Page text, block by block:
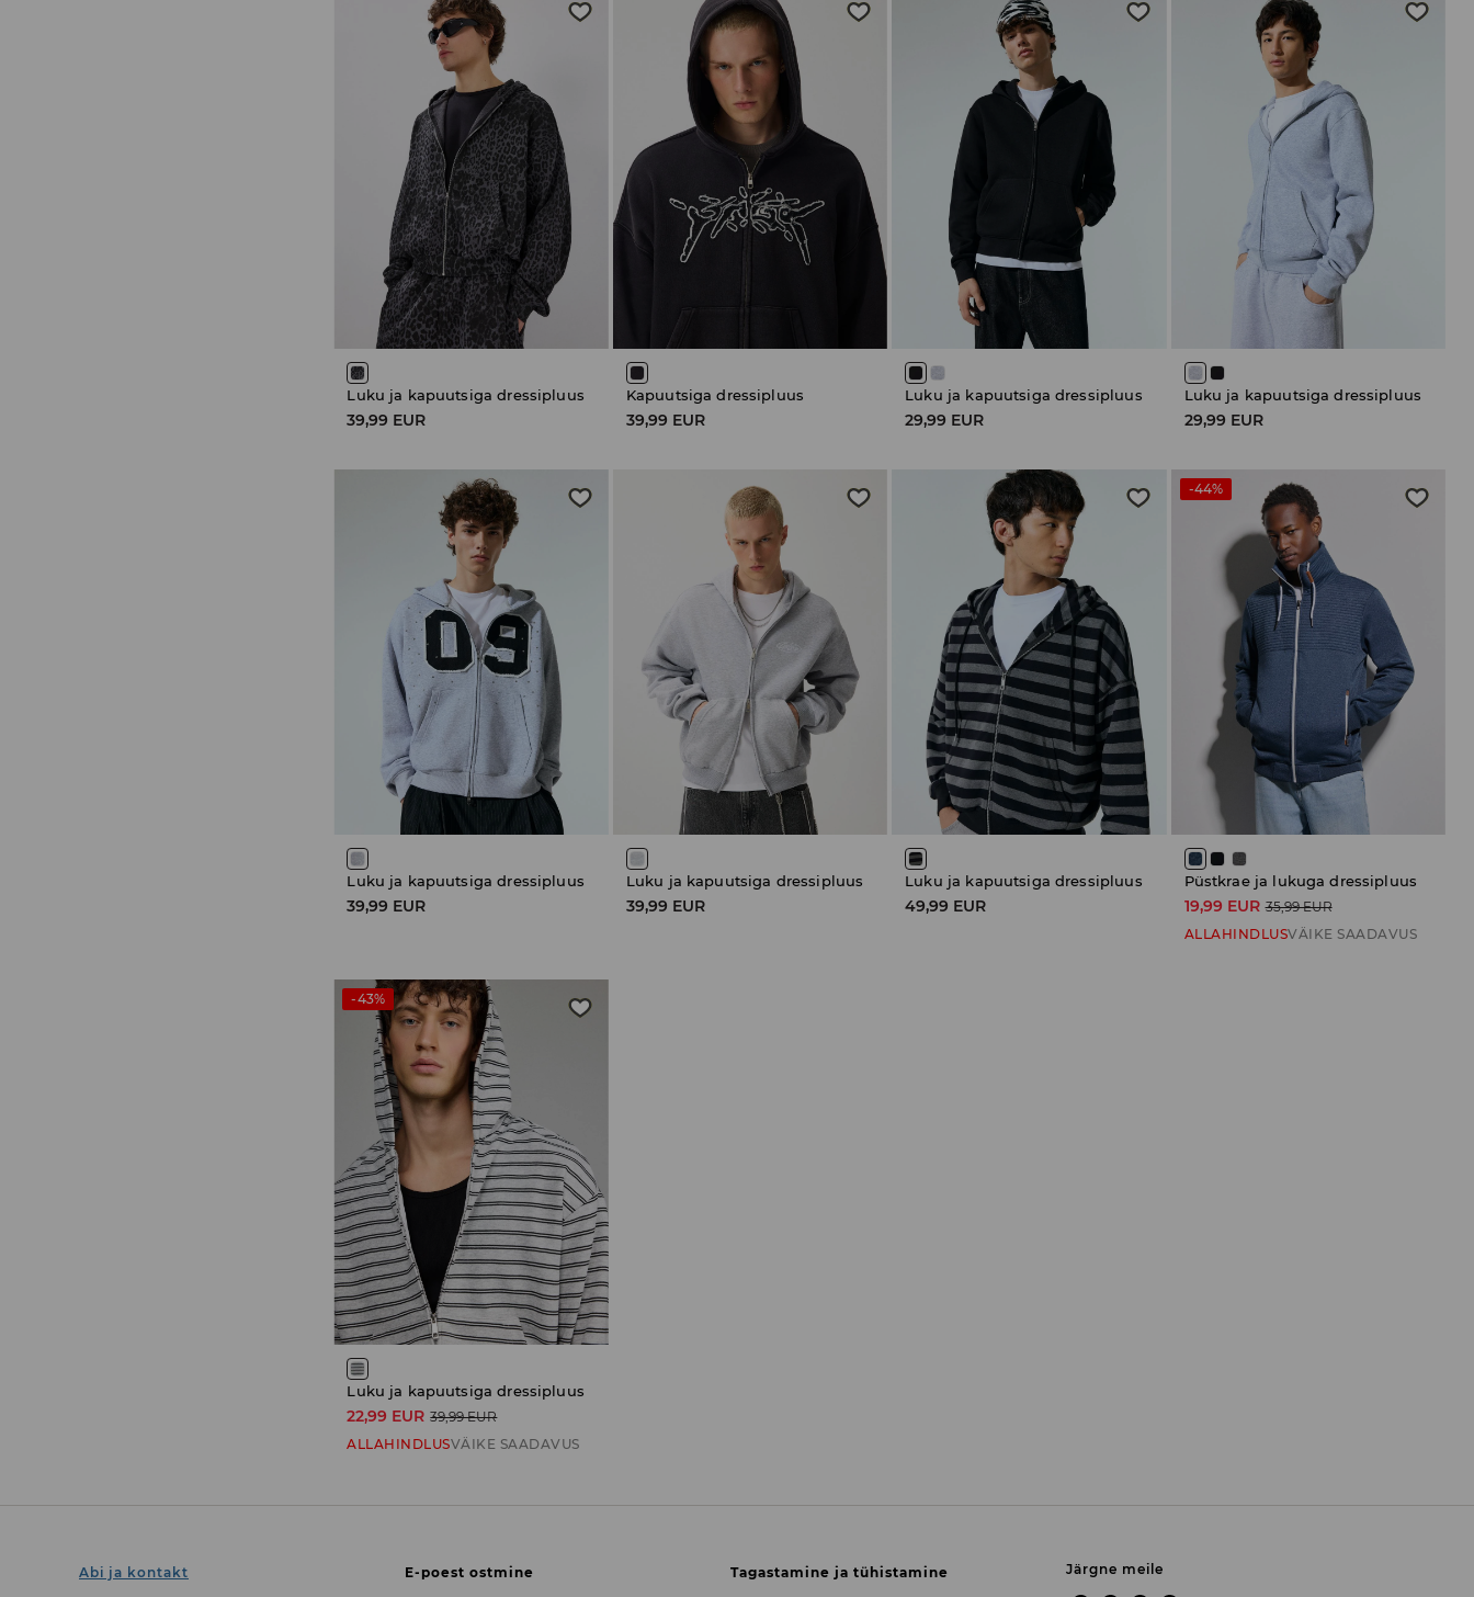
Luku ja kapuutsiga dressipluus
39,99 EUR
Kapuutsiga dressipluus
39,99 EUR
Luku ja kapuutsiga dressipluus
29,99 EUR
Luku ja kapuutsiga dressipluus
29,99 EUR
Luku ja kapuutsiga dressipluus
39,99 EUR
Luku ja kapuutsiga dressipluus
39,99 EUR
Luku ja kapuutsiga dressipluus
49,99 EUR
-44%
Püstkrae ja lukuga dressipluus
19,99 EUR 35,99 EUR
ALLAHINDLUSVÄIKE SAADAVUS
-43%
Luku ja kapuutsiga dressipluus
22,99 EUR 39,99 EUR
ALLAHINDLUSVÄIKE SAADAVUS
Abi ja kontakt E-poest ostmine Tagastamine ja tühistamine Järgne meile